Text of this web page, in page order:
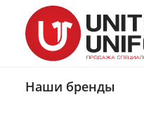
Наши бренды